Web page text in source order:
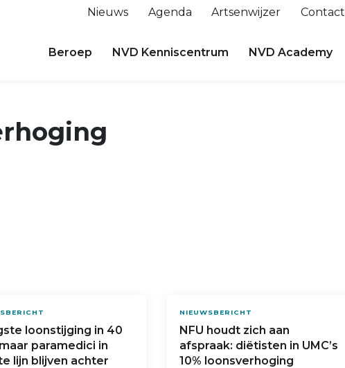
Nieuws Agenda Artsenwijzer Contact
Beroep NVD Kenniscentrum NVD Academy
loonstijging in 40
paramedici in
lijn blijven achter
NIEUWSBERICHT
NFU houdt zich aan
afspraak: diëtisten in UMC’s
10% loonsverhoging